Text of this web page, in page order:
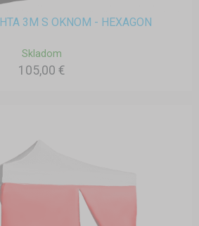
3M S OKNOM - HEXAGON
Skladom
105,00 €